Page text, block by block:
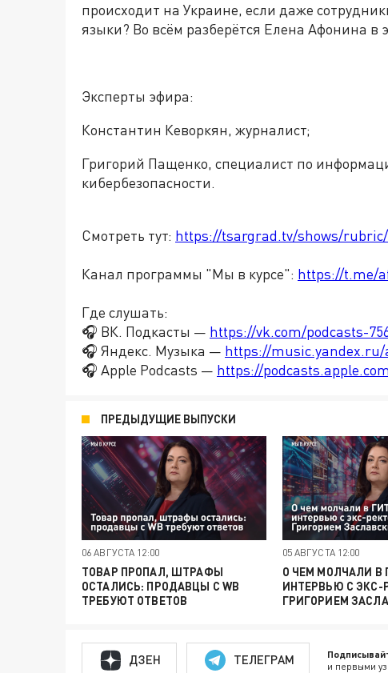
происходит на Украине, если даже
языки? Во всём разберётся Елена Афонина
Эксперты эфира:
Константин Кеворкян, журналист;
Григорий Пащенко, специалист по
кибербезопасности.
Смотреть тут: https://tsargrad.tv/shows/
Канал программы "Мы в курсе": https://t.me/
Где слушать:
🎧 ВК. Подкасты — https://vk.com/podcasts-
🎧 Яндекс. Музыка — https://music.yandex.ru/
🎧 Apple Podcasts — https://
ПРЕДЫДУЩИЕ ВЫПУСКИ
06 АВГУСТА 12:00
ТОВАР ПРОПАЛ, ШТРАФЫ
ОСТАЛИСЬ: ПРОДАВЦЫ С WB
ТРЕБУЮТ ОТВЕТОВ
05 АВГУСТА 12:00
О ЧЕМ МОЛЧАЛИ В
ИНТЕРВЬЮ С ЭКС-
ГРИГОРИЕМ
ДЗЕН ТЕЛЕГРАМ и первыми